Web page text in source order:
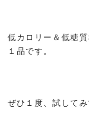
低カロリー＆低糖
１品です。
ぜひ１度、試して